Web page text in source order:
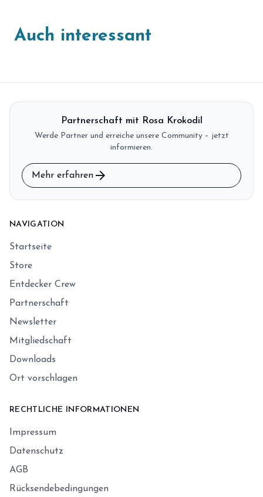
Auch interessant
Partnerschaft mit Rosa Krokodil
Werde Partner und erreiche unsere Community – jetzt
informieren.
Mehr erfahren arrow_forward
NAVIGATION
Startseite
Store
Entdecker Crew
Partnerschaft
Newsletter
Mitgliedschaft
Downloads
Ort vorschlagen
RECHTLICHE INFORMATIONEN
Impressum
Datenschutz
AGB
Rücksendebedingungen